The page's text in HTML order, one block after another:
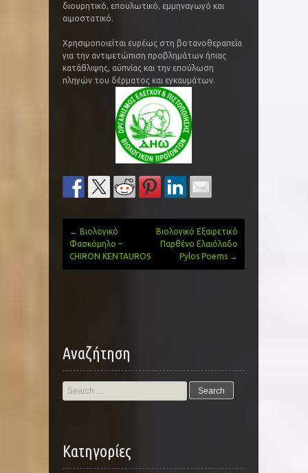
διουρητικό, επουλωτικό, εμμηναγωγό και
αιμοστατικό.
Χρησιμοποιείται ευρέως στη βοτανοθεραπεία
για την αντιμετώπιση προβλημάτων ήπιας
κατάθλιψης, αϋπνίας και την επούλωση
πληγών του δέρματος και εγκαυμάτων.
Post
navigation
← Βιολογικό
Φασκόμηλο –
CHIRON KENTAUROS
Βιολογικό Εξαιρετικό
Παρθένο Ελαιόλαδο
Pylos Poems →
Αναζήτηση
Search
for:
Kατηγορίες